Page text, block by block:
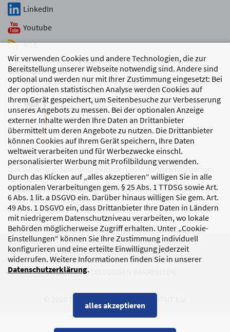
Wir verwenden Cookies und andere Technologien, die zur
Bereitstellung unserer Webseite notwendig sind. Andere sind
optional und werden nur mit Ihrer Zustimmung eingesetzt: Bei
der optionalen statistischen Analyse werden Cookies auf
Ihrem Gerät gespeichert, um Seitenbesuche zur Verbesserung
unseres Angebots zu messen. Bei der optionalen Anzeige
externer Inhalte werden Ihre Daten an Drittanbieter
übermittelt um deren Angebote zu nutzen. Die Drittanbieter
können Cookies auf Ihrem Gerät speichern, Ihre Daten
weltweit verarbeiten und für Werbezwecke einschl.
personalisierter Werbung mit Profilbildung verwenden.
Durch das Klicken auf „alles akzeptieren“ willigen Sie in alle
optionalen Verarbeitungen gem. § 25 Abs. 1 TTDSG sowie Art.
6 Abs. 1 lit. a DSGVO ein. Darüber hinaus willigen Sie gem. Art.
49 Abs. 1 DSGVO ein, dass Drittanbieter Ihre Daten in Ländern
mit niedrigerem Datenschutzniveau verarbeiten, wo lokale
Behörden möglicherweise Zugriff erhalten. Unter „Cookie-
Einstellungen“ können Sie Ihre Zustimmung individuell
konfigurieren und eine erteilte Einwilligung jederzeit
widerrufen. Weitere Informationen finden Sie in unserer
Datenschutzerklärung.
alles akzeptieren
LinkedIn
Youtube
RSS
GEFÖRDERT VON
Das DJI wird größtenteils gefördert vom Bundesministerium
für Bildung, Familie,
Senioren, Frauen und Jugend
sowie den Bundesländern.
DATENSCHUTZ
IMPRESSUM
KORRUPTIONSPRÄVENTION
BARRIEREFREIHEIT
COOKIE-EINSTELLUNGEN BEARBEITEN